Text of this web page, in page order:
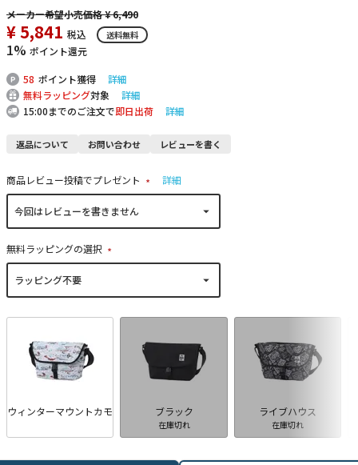
¥6,490
¥5,841 税込 送料無料
1% ポイント還元
58 ポイント獲得
詳細
無料ラッピング対象
詳細
15:00までのご注文で即日出荷 詳細
返品について お問い合わせ レビューを書く
商品レビュー投稿でプレゼント
(
詳細
無料ラッピングの選択
(
ウィンターマウントカモ ブラック
在庫切れ
ライブハウス
在庫切れ